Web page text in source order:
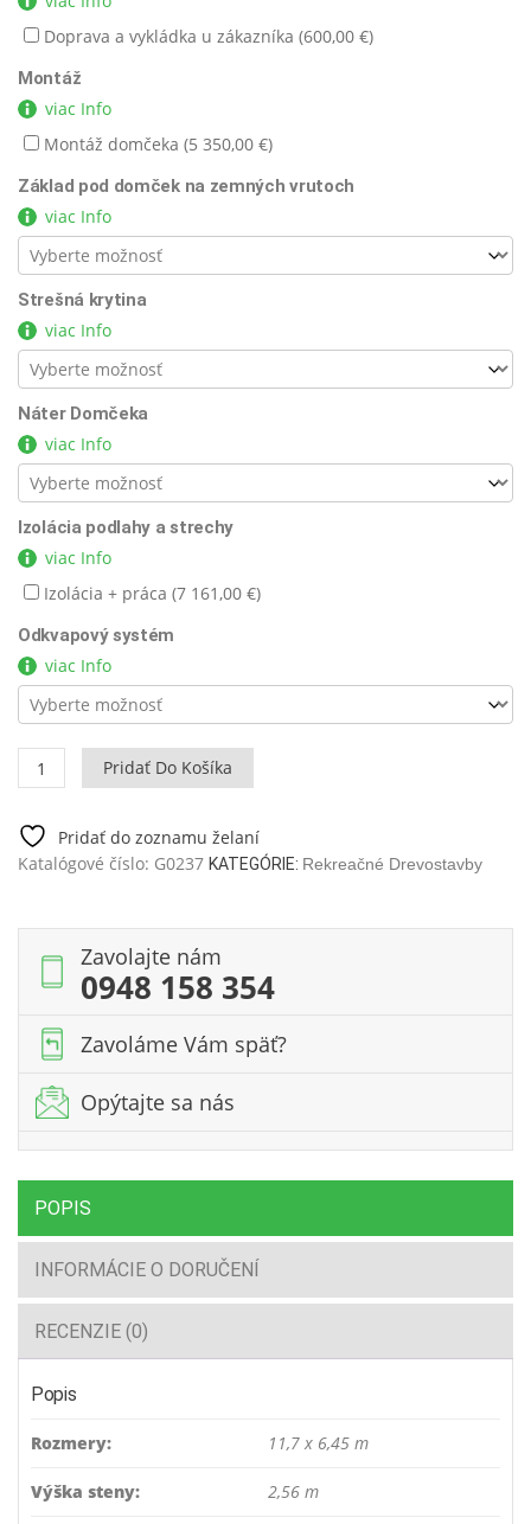
Doprava a vykládka u zákazníka (600,00 €)
Montáž
viac Info
Montáž domčeka (5 350,00 €)
Základ pod domček na zemných vrutoch
viac Info
Strešná krytina
viac Info
Náter Domčeka
viac Info
Izolácia podlahy a strechy
viac Info
Izolácia + práca (7 161,00 €)
Odkvapový systém
viac Info
množstvo
Chata
C
50
Pridať Do Košíka
Pridať do zoznamu želaní
Katalógové číslo: G0237 KATEGÓRIE: Rekreačné Drevostavby
Zavolajte nám
0948 158 354
Zavoláme Vám späť?
Opýtajte sa nás
POPIS
INFORMÁCIE O DORUČENÍ
RECENZIE (0)
Popis
Rozmery: 11,7 x 6,45 m
Výška steny: 2,56 m